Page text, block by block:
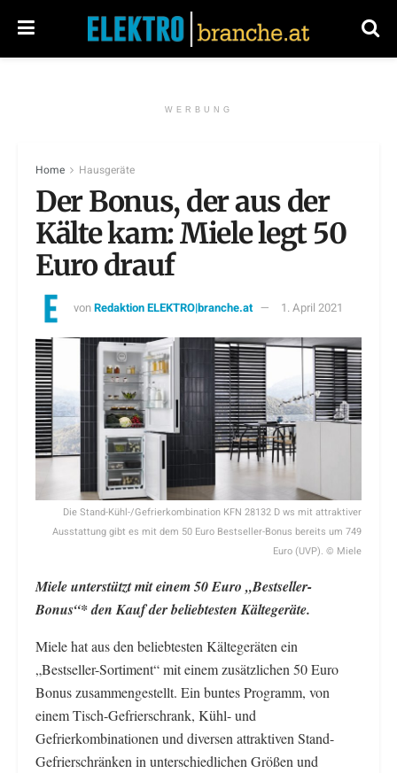
WERBUNG
Home Hausgeräte
Der Bonus, der aus der
Kälte kam: Miele legt 50
Euro drauf
vonRedaktion ELEKTRO|branche.at 1. April 2021
Die Stand-Kühl-/Gefrierkombination KFN 28132 D ws mit attraktiver
Ausstattung gibt es mit dem 50 Euro Bestseller-Bonus bereits um 749
Euro (UVP). © Miele
Miele unterstützt mit einem 50 Euro „Bestseller-
Bonus“* den Kauf der beliebtesten Kältegeräte.
Miele hat aus den beliebtesten Kältegeräten ein
„Bestseller-Sortiment“ mit einem zusätzlichen 50 Euro
Bonus zusammengestellt. Ein buntes Programm, von
einem Tisch-Gefrierschrank, Kühl- und
Gefrierkombinationen und diversen attraktiven Stand-
Gefrierschränken in unterschiedlichen Größen und